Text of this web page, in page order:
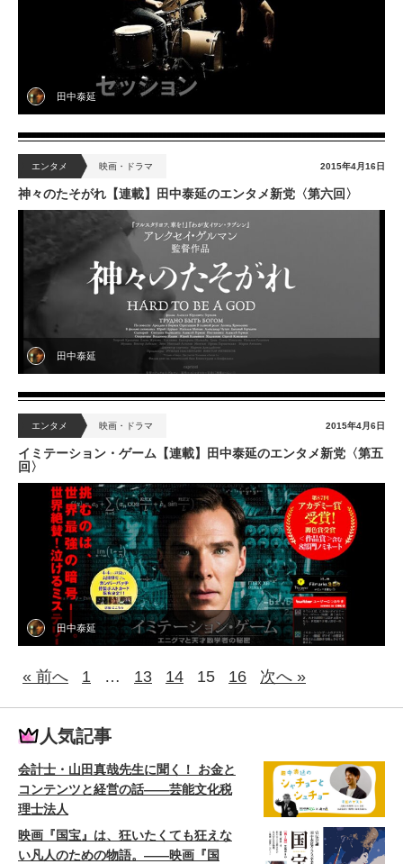
田中泰延
エンタメ 映画・ドラマ 2015年4月16日
神々のたそがれ【連載】田中泰延のエンタメ新党〈第六回〉
田中泰延
エンタメ 映画・ドラマ 2015年4月6日
イミテーション・ゲーム【連載】田中泰延のエンタメ新党〈第五
回〉
田中泰延
« 前へ 1 … 13 14 15 16 次へ »
人気記事
会計士・山田真哉先生に聞く！ お金と
コンテンツと経営の話——芸能文化税
理士法人
映画『国宝』は、狂いたくても狂えな
い凡人のための物語。——映画『国